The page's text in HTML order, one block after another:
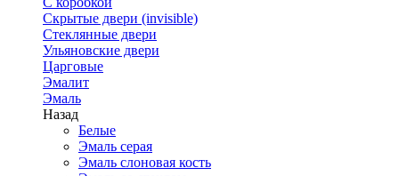
Скрытые двери (invisible)
Стеклянные двери
Ульяновские двери
Царговые
Эмалит
Эмаль
Назад
Белые
Эмаль серая
Эмаль слоновая кость